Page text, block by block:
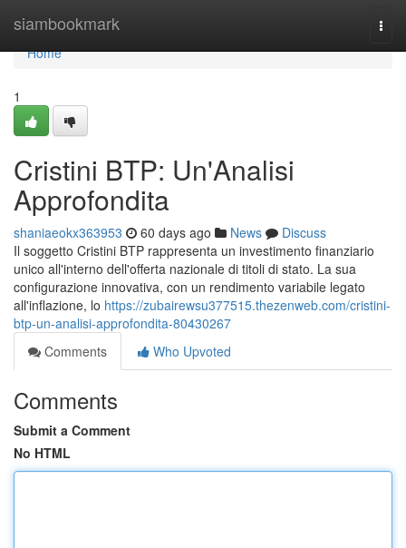
siambookmark
Home
Home
1
Cristini BTP: Un'Analisi
Approfondita
shaniaeokx363953 60 days ago News
Discuss
Il soggetto Cristini BTP rappresenta un investimento finanziario
unico all'interno dell'offerta nazionale di titoli di stato. La sua
configurazione innovativa, con un rendimento variabile legato
all'inflazione, lo https://zubairewsu377515.thezenweb.com/cristini-
btp-un-analisi-approfondita-80430267
Comments
Who Upvoted
Comments
Submit a Comment
No HTML